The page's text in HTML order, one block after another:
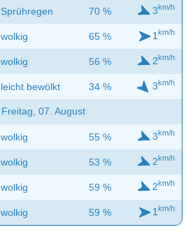
Sprühregen 70 % 3km/h
wolkig 65 % 1 km/h
wolkig 56 % 2km/h
leicht bewölkt 34 % 3km/h
Freitag, 07. August
wolkig 55 % 3km/h
wolkig 53 % 2km/h
wolkig 59 % 2km/h
wolkig 59 % 1 km/h